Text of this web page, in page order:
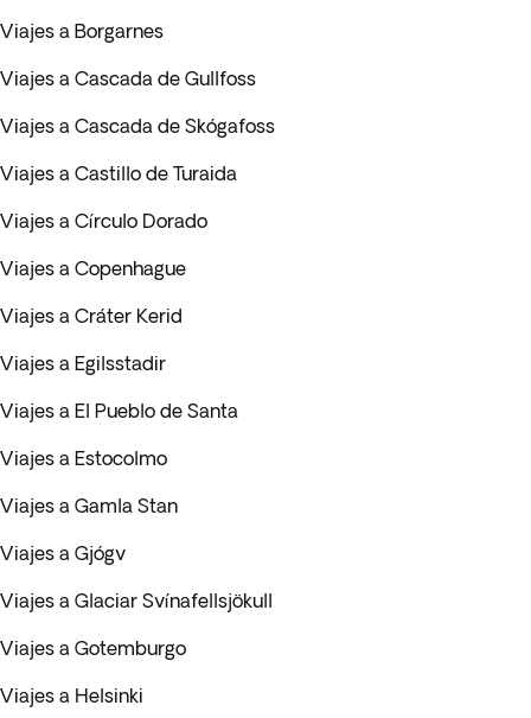
Viajes a Borgarnes
Viajes a Cascada de Gullfoss
Viajes a Cascada de Skógafoss
Viajes a Castillo de Turaida
Viajes a Círculo Dorado
Viajes a Copenhague
Viajes a Cráter Kerid
Viajes a Egilsstadir
Viajes a El Pueblo de Santa
Viajes a Estocolmo
Viajes a Gamla Stan
Viajes a Gjógv
Viajes a Glaciar Svínafellsjökull
Viajes a Gotemburgo
Viajes a Helsinki